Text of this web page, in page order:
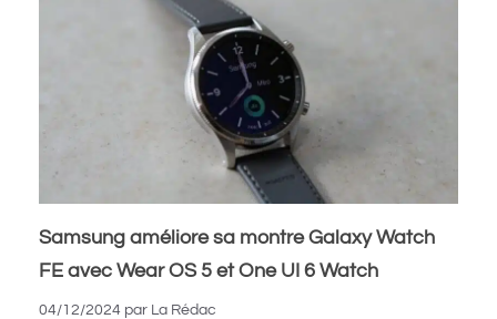
Samsung améliore sa montre Galaxy Watch
FE avec Wear OS 5 et One UI 6 Watch
04/12/2024 par La Rédac